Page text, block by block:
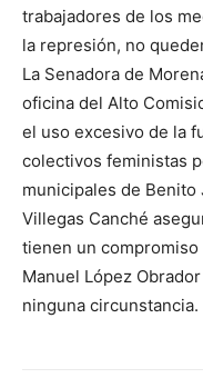
trabajadores de los
la represión, no
La Senadora de
oficina del Alto
el uso excesivo de la
colectivos feministas
municipales de Benito
Villegas Canché
tienen un
Manuel López
ninguna circunstancia.